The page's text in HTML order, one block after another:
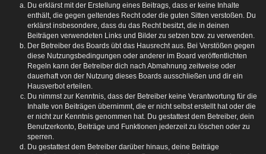
Du erklärst mit der Erstellung eines Beitrags, dass er keine Inhalte
enthält, die gegen geltendes Recht oder die guten Sitten verstoßen. Du
erklärst insbesondere, dass du das Recht besitzt, die in deinen
Beiträgen verwendeten Links und Bilder zu setzen bzw. zu verwenden.
Der Betreiber des Boards übt das Hausrecht aus. Bei Verstößen gegen
diese Nutzungsbedingungen oder anderer im Board veröffentlichten
Regeln kann der Betreiber dich nach Abmahnung zeitweise oder
dauerhaft von der Nutzung dieses Boards ausschließen und dir ein
Hausverbot erteilen.
Du nimmst zur Kenntnis, dass der Betreiber keine Verantwortung für die
Inhalte von Beiträgen übernimmt, die er nicht selbst erstellt hat oder die
er nicht zur Kenntnis genommen hat. Du gestattest dem Betreiber, dein
Benutzerkonto, Beiträge und Funktionen jederzeit zu löschen oder zu
sperren.
Du gestattest dem Betreiber darüber hinaus, deine Beiträge